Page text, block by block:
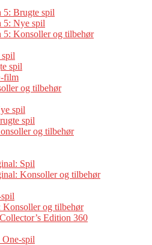
5: Brugte spil
5: Nye spil
5: Konsoller og tilbehør
spil
spil
film
og tilbehør
spil
spil
og tilbehør
Spil
Konsoller og tilbehør
Konsoller og tilbehør
Edition 360
spil